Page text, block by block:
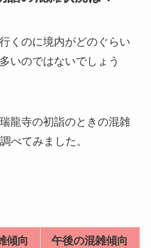
くのに境内がどのぐらい
いのではないでしょう
龍寺の初詣のときの混雑
べてみました。
傾向 午後の混雑傾向